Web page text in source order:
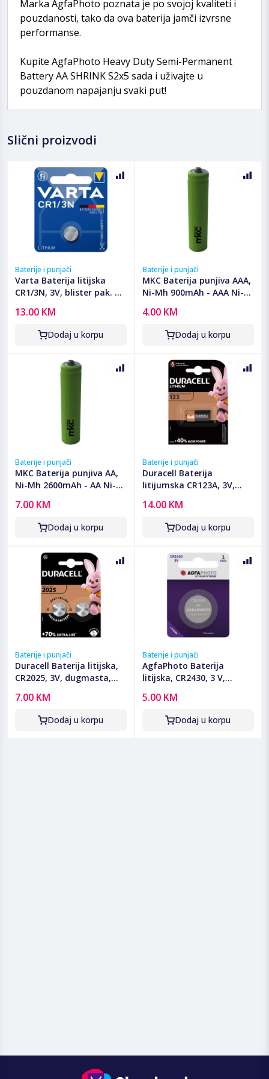
Marka AgfaPhoto poznata je po svojoj kvaliteti i
pouzdanosti, tako da ova baterija jamči izvrsne
performanse.
Kupite AgfaPhoto Heavy Duty Semi-Permanent
Battery AA SHRINK S2x5 sada i uživajte u
pouzdanom napajanju svaki put!
Slični proizvodi
Baterije i punjači
Varta Baterija litijska
CR1/3N, 3V, blister pak. 1
13.00 KM
Dodaj u korpu
Baterije i punjači
MKC Baterija punjiva AAA,
Ni-Mh 900mAh - AAA Ni-
4.00 KM
Dodaj u korpu
Baterije i punjači
MKC Baterija punjiva AA,
Ni-Mh 2600mAh - AA Ni-
7.00 KM
Dodaj u korpu
Baterije i punjači
Duracell Baterija
litijumska CR123A, 3V,
14.00 KM
Dodaj u korpu
Baterije i punjači
Duracell Baterija litijska,
CR2025, 3V, dugmasta,
7.00 KM
Dodaj u korpu
Baterije i punjači
AgfaPhoto Baterija
litijska, CR2430, 3 V,
CR2430 B1
5.00 KM
Dodaj u korpu